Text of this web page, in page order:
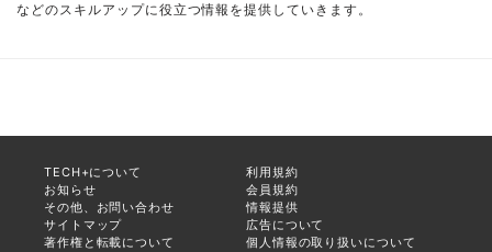
などのスキルアップに役立つ情報を提供していきます。
TECH+について
利用規約
お知らせ
会員規約
その他、お問い合わせ
情報提供
サイトマップ
広告について
著作権と転載について
個人情報の取り扱いについて